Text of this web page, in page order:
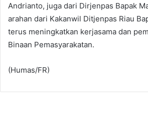
Andrianto, juga dari Dirjenpas Bapak
arahan dari Kakanwil Ditjenpas Riau
terus meningkatkan kerjasama dan
Binaan Pemasyarakatan.
(Humas/FR)